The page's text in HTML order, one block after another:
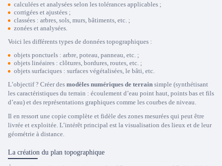
calculées et analysées selon les tolérances applicables ;
corrigées et ajustées ;
classées : arbres, sols, murs, bâtiments, etc. ;
zonées et analysées.
Voici les différents types de données topographiques :
objets ponctuels : arbre, poteau, panneau, etc. ;
objets linéaires : clôtures, bordures, routes, etc. ;
objets surfaciques : surfaces végétalisées, le bâti, etc.
L’objectif ? Créer des modèles numériques de terrain simple (synthétisant
les caractéristiques du terrain : écoulement d’eau point haut, points bas et fils
d’eau) et des représentations graphiques comme les courbes de niveau.
Il en ressort une copie complète et fidèle des zones mesurées qui peut être
livrée et exploitée. L’intérêt principal est la visualisation des lieux et de leur
géométrie à distance.
La création du plan topographique